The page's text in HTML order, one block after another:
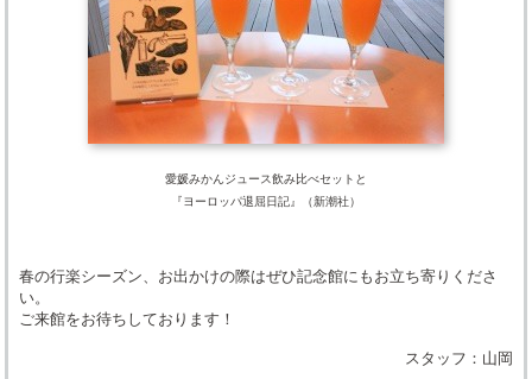
愛媛みかんジュース飲み比べセットと
『ヨーロッパ退屈日記』（新潮社）
春の行楽シーズン、お出かけの際はぜひ記念館にもお立ち寄りくださ
い。
ご来館をお待ちしております！
スタッフ：山岡